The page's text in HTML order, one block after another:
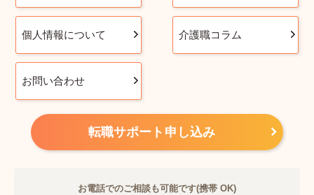
個人情報について 介護職コラム
お問い合わせ
転職サポート申し込み
お電話でのご相談も可能です(携帯 OK)